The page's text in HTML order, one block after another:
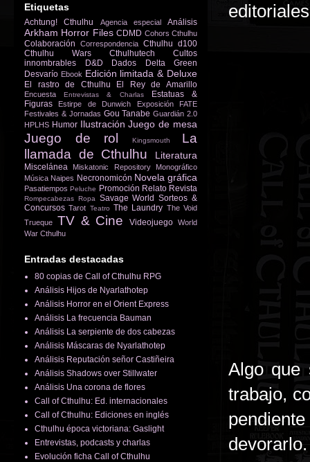
Algo que
trabajo,
Etiquetas
Achtung! Cthulhu Agencia especial Análisis
Arkham Horror Files CDMD Cohors Cthulhu
Colaboración Correspondencia Cthulhu d100
Cthulhu Wars
Cthulhutech
Cultos
innombrables
D&D Dados
Delta Green
Desvarío Ebook Edición limitada & Deluxe
El rastro de Cthulhu El Rey de Amarillo
Encuesta Entrevistas & Charlas
Estatuas &
Figuras
Estirpe de Dunwich Exposición
FATE
Festivales & Jornadas Gou Tanabe Guardián 2.0
HPLHS Humor Ilustración Juego de mesa
Juego de rol Kingsmouth
La
llamada de Cthulhu
Literatura
Miscelánea Miskatonic Repository
Monográfico
Música Naipes Necronomicón Novela gráfica
Pasatiempos Peluche Promoción Relato Revista
Rompecabezas Ropa Savage World Sorteos &
Concursos Tarot Teatro The Laundry The Void
Trueque TV & Cine Videojuego World
War Cthulhu
Entradas destacadas
80 copias de Call of Cthulhu RPG
Análisis Hijos de Nyarlathotep
Análisis Horror en el Orient Express
Análisis La frecuencia Bauman
Análisis La serpiente de dos cabezas
Análisis Máscaras de Nyarlathotep
Análisis Reputación señor Castiñeira
Análisis Shadows over Stillwater
Análisis Una corona de flores
Call of Cthulhu: Ed. internacionales
Call of Cthulhu: Ediciones en inglés
Cthulhu época victoriana: Gaslight
Entrevistas, podcasts y charlas
Evolución ficha Call of Cthulhu